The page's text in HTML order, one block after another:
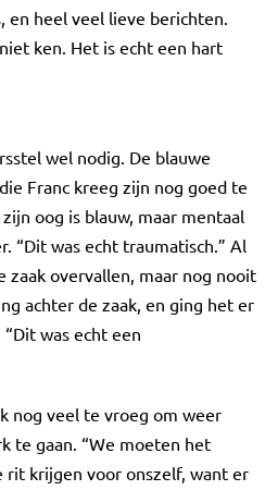
en heel veel lieve berichten.
ken. Het is echt een hart
wel nodig. De blauwe
Franc kreeg zijn nog goed te
oog is blauw, maar mentaal
“Dit was echt traumatisch.” Al
zaak overvallen, maar nog nooit
achter de zaak, en ging het er
was echt een
nog veel te vroeg om weer
te gaan. “We moeten het
rit krijgen voor onszelf, want er